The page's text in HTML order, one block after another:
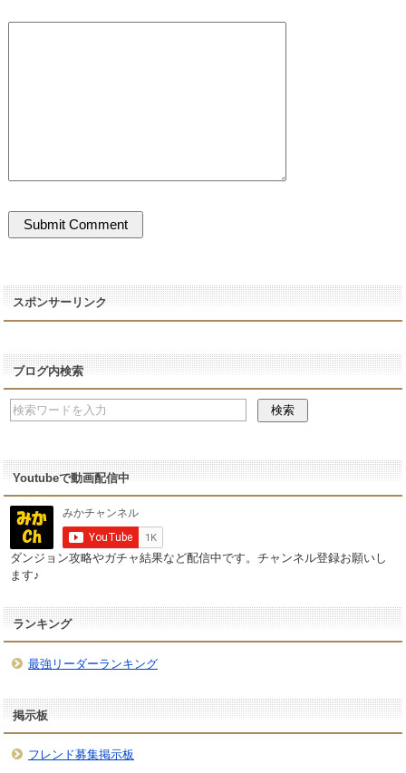
スポンサーリンク
ブログ内検索
Youtubeで動画配信中
ダンジョン攻略やガチャ結果など配信中です。チャンネル登録お願いし
ます♪
ランキング
最強リーダーランキング
掲示板
フレンド募集掲示板